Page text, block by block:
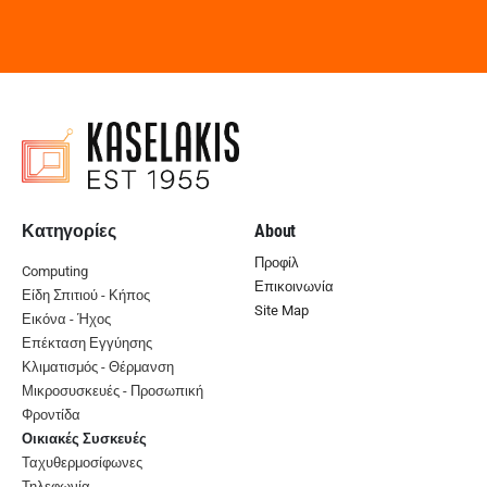
Κατηγορίες
Computing
Είδη Σπιτιού - Κήπος
Εικόνα - Ήχος
Επέκταση Εγγύησης
Κλιματισμός - Θέρμανση
Μικροσυσκευές - Προσωπική
Φροντίδα
Οικιακές Συσκευές
Ταχυθερμοσίφωνες
About
Προφίλ
Επικοινωνία
Site Map